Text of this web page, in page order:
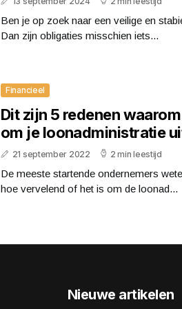
Ben je op zoek naar een veilige en
Dan zijn obligaties misschien iets...
Financieel
Dit zijn 5 redenen
om je loonadministratie
21 september 2022 2 min leestijd
De meeste startende ondernemers
hoe vervelend of het is om de loonad...
Nieuwe artikelen